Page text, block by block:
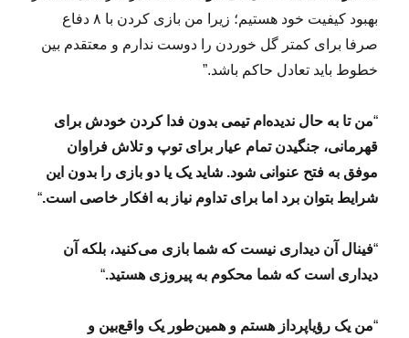
؟
م
ه
ا
ن
ا
ت
.
بهبود کیفیت خود هستیم؛ زیرا من بازی کردن با ۸ دفاع
صرفا برای کمتر گل خوردن را دوست ندارم و معتقدم بین
خطوط باید تعادل حاکم باشد.”
“من تا به حال ندیده‌ام تیمی بدون فدا کردن خودش برای
قهرمانی، جنگیدن تمام عیار برای توپ و تلاش فراوان
موفق به فتح عنوانی شود. شاید یک یا دو بازی را بدون این
شرایط بتوان برد اما برای تداوم نیاز به افکار خاصی است.“
“فینال آن دیداری نیست که شما بازی می‌کنید، بلکه آن
دیداری است که شما محکوم به پیروزی هستید.“
“من یک رؤیاپرداز هستم و همین‌طور یک واقع‌بین و